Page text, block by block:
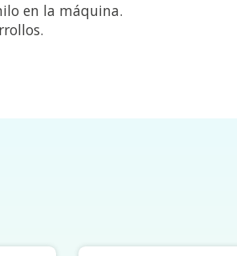
en la máquina.